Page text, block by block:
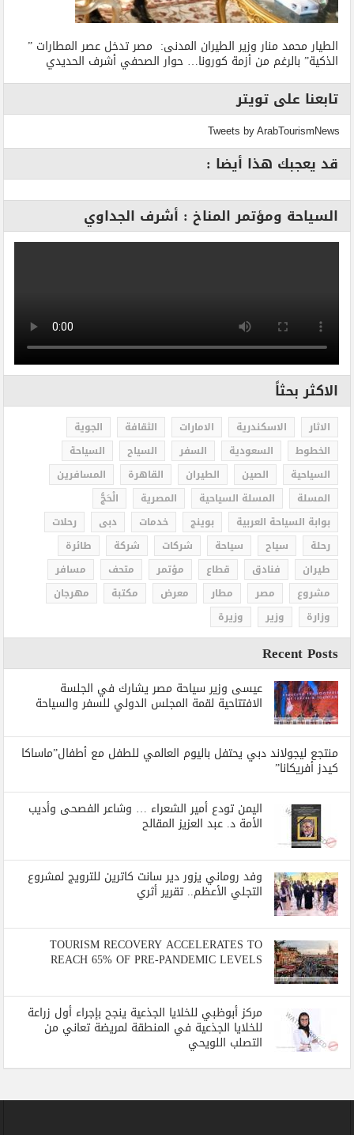
الطيار محمد منار وزير الطيران المدنى: مصر تدخل عصر المطارات ”
الذكية” بالرغم من أزمة كورونا… حوار الصحفي أشرف الحديدي
تابعنا على تويتر
Tweets by ArabTourismNews
قد يعجبك هذا أيضا :
السياحة ومؤتمر المناخ : أشرف الجداوي
الاكثر بحثاً
الاثار الاسكندرية الامارات الثقافة
الجوية
الخطوط
السعودية السفر السياح
السياحة
السياحية
الصين الطيران القاهرة
المسافرين
المسلة
المسلة السياحية المصرية
الْحَجُّ
بوابة السياحة العربية
بوينج خدمات دبى
رحلات
رحلة
سياح سياحة شركات شركة
طائرة
طيران
فنادق قطاع مؤتمر متحف
مسافر
مشروع
مصر مطار معرض مكتبة
مهرجان
وزارة
وزير وزيرة
Recent Posts
عيسى وزير سياحة مصر يشارك في الجلسة
الافتتاحية لقمة المجلس الدولي للسفر والسياحة
منتجع ليجولاند دبي يحتفل باليوم العالمي للطفل مع أطفال”ماساكا
كيدز أفريكانا”
اليمن تودع أمير الشعراء … وشاعر الفصحى وأديب
الأمة د. عبد العزيز المقالح
وفد روماني يزور دير سانت كاترين للترويج لمشروع
التجلي الأعظم.. تقرير أثري
TOURISM RECOVERY ACCELERATES TO
REACH 65% OF PRE-PANDEMIC LEVELS
مركز أبوظبي للخلايا الجذعية ينجح بإجراء أول زراعة
للخلايا الجذعية في المنطقة لمريضة تعاني من
التصلب اللويحي